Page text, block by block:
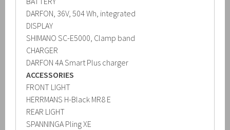
DARFON, 36V, 504 Wh, integrated
DISPLAY
SHIMANO SC-E5000, Clamp band
CHARGER
DARFON 4A Smart Plus charger
ACCESSORIES
FRONT LIGHT
HERRMANS H-Black MR8 E
REAR LIGHT
SPANNINGA Pling XE